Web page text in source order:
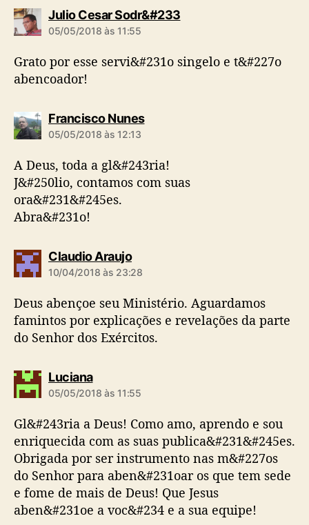
Julio Cesar Sodr&#233d
05/05/2018 às 11:55
Grato por esse servi&#231o singelo e t&#227o
abencoador!
Francisco Nunesd
:
05/05/2018 às 12:13
A Deus, toda a gl&#243ria!
J&#250lio, contamos com suas
ora&#231&#245es.
Abra&#231o!
Claudio Araujod
i
:
10/04/2018 às 23:28
Deus abençoe seu Ministério. Aguardamos
famintos por explicações e revelações da parte
do Senhor dos Exércitos.
Lucianad
i
:
05/05/2018 às 11:55
Gl&#243ria a Deus! Como amo, aprendo e sou
enriquecida com as suas publica&#231&#245es.
Obrigada por ser instrumento nas m&#227os
do Senhor para aben&#231oar os que tem sede
e fome de mais de Deus! Que Jesus
aben&#231oe a voc&#234 e a sua equipe!